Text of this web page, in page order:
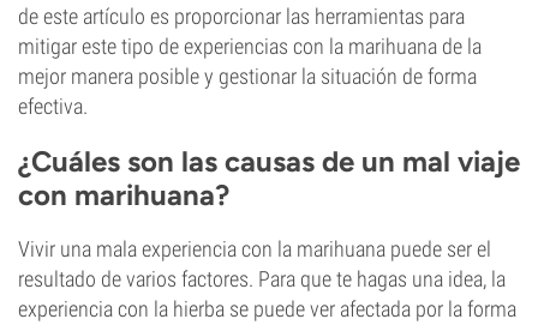
de este artículo es proporcionar las herramientas para
mitigar este tipo de experiencias con la marihuana de la
mejor manera posible y gestionar la situación de forma
efectiva.
¿Cuáles son las causas de un mal viaje
con marihuana?
Vivir una mala experiencia con la marihuana puede ser el
resultado de varios factores. Para que te hagas una idea, la
experiencia con la hierba se puede ver afectada por la forma